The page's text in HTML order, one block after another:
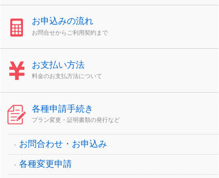
お申込みの流れ
お問合せからご利用契約まで
お支払い方法
料金のお支払方法について
各種申請手続き
プラン変更・証明書類の発行など
お問合わせ・お申込み
各種変更申請